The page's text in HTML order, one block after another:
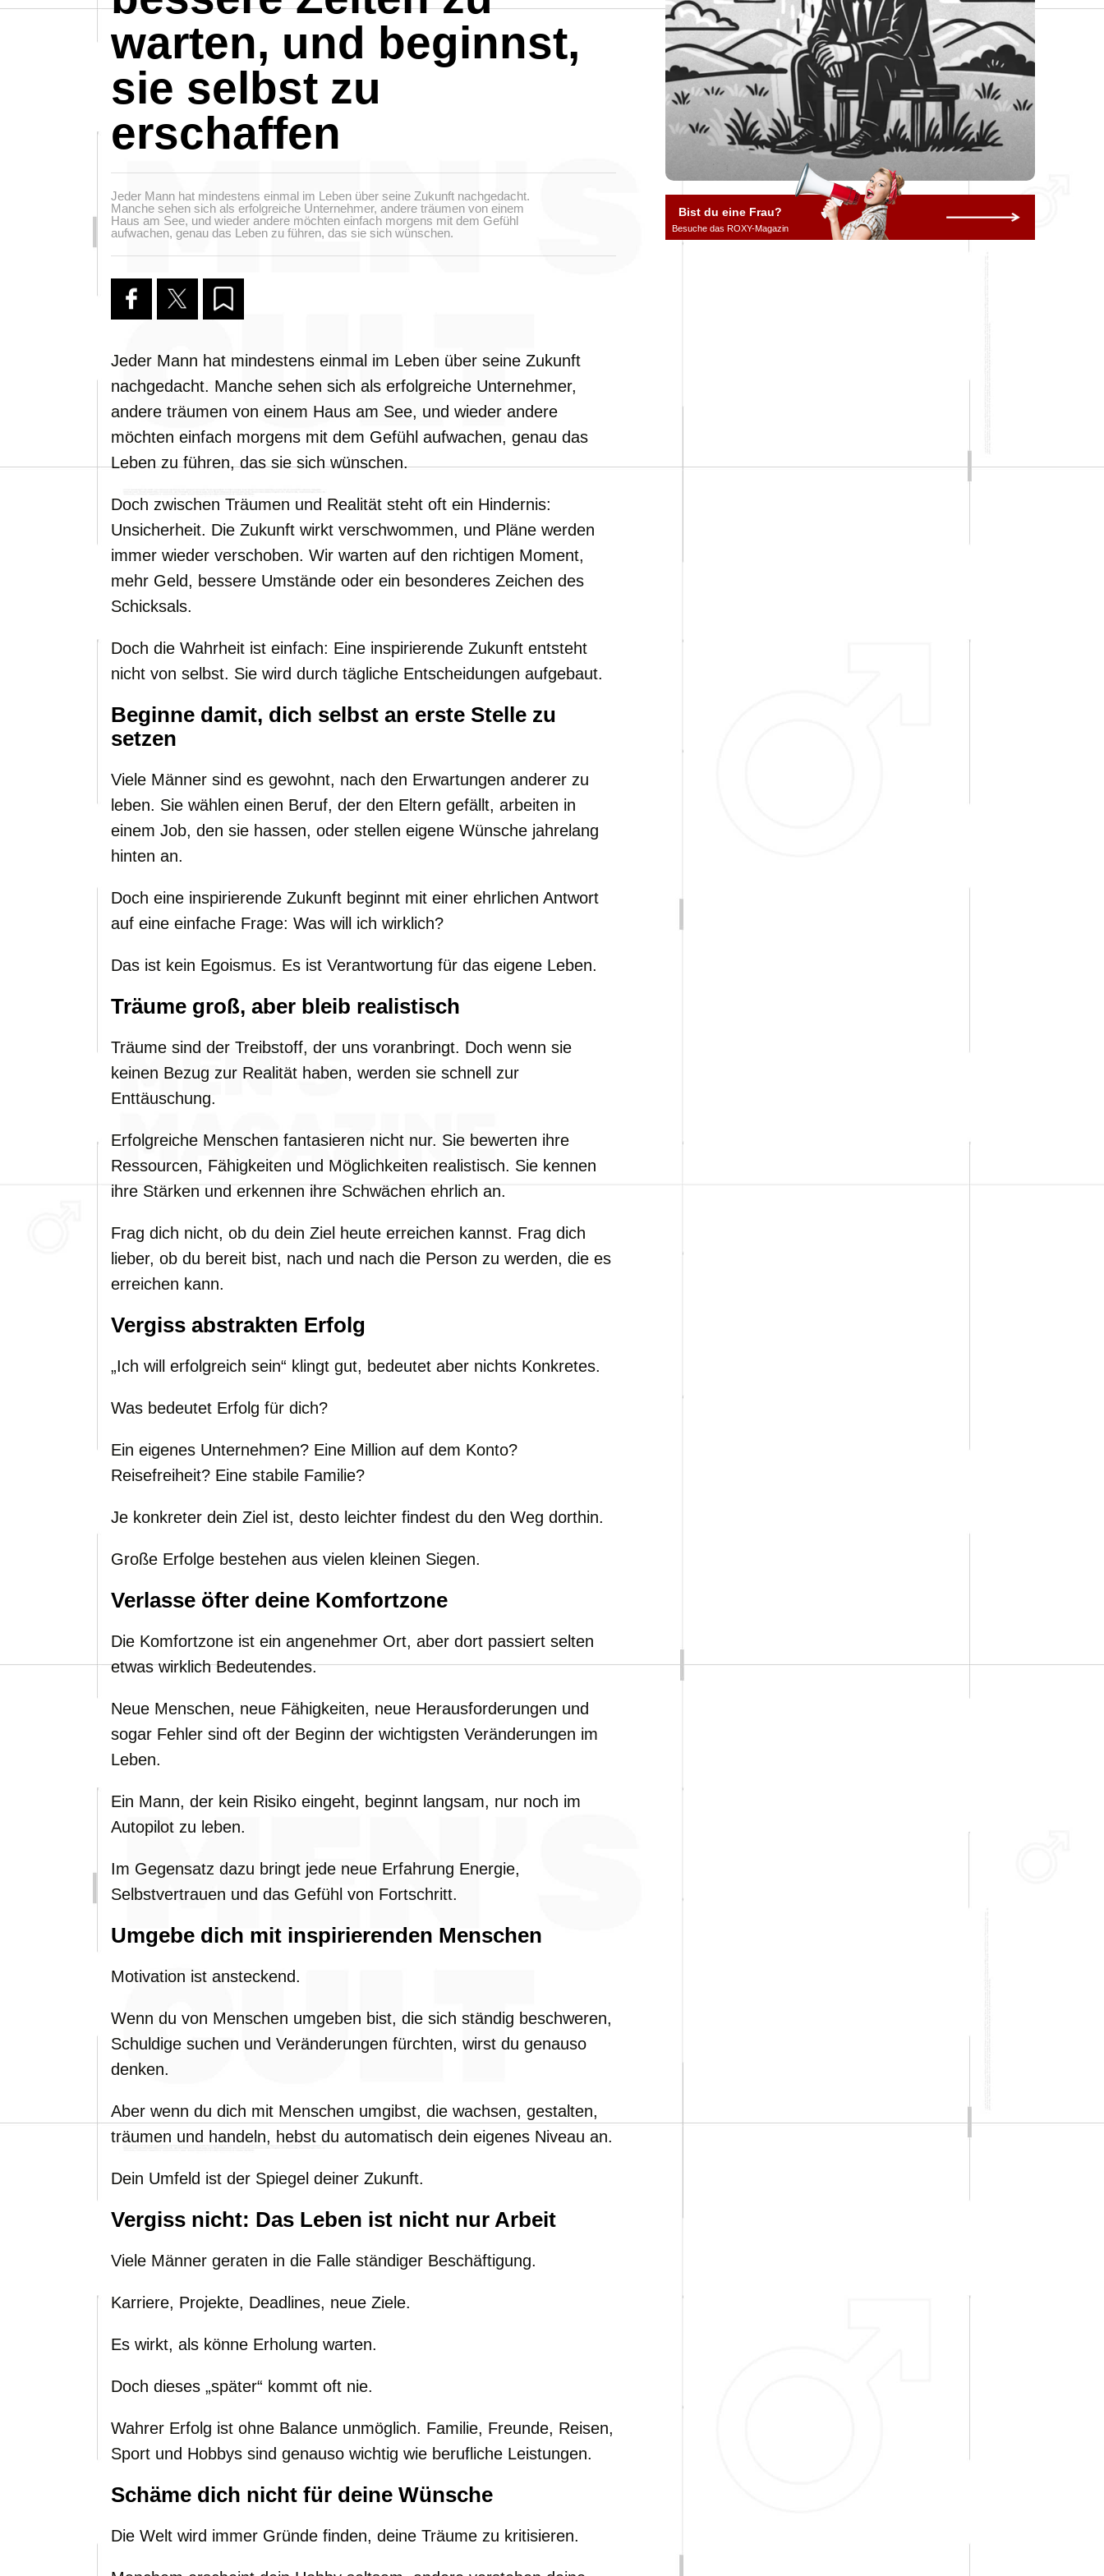
warten, und beginnst,
sie selbst zu
erschaffen
Jeder Mann hat mindestens einmal im Leben über seine Zukunft nachgedacht.
Manche sehen sich als erfolgreiche Unternehmer, andere träumen von einem
Haus am See, und wieder andere möchten einfach morgens mit dem Gefühl
aufwachen, genau das Leben zu führen, das sie sich wünschen.
Jeder Mann hat mindestens einmal im Leben über seine Zukunft
nachgedacht. Manche sehen sich als erfolgreiche Unternehmer,
andere träumen von einem Haus am See, und wieder andere
möchten einfach morgens mit dem Gefühl aufwachen, genau das
Leben zu führen, das sie sich wünschen.
Doch zwischen Träumen und Realität steht oft ein Hindernis:
Unsicherheit. Die Zukunft wirkt verschwommen, und Pläne werden
immer wieder verschoben. Wir warten auf den richtigen Moment,
mehr Geld, bessere Umstände oder ein besonderes Zeichen des
Schicksals.
Doch die Wahrheit ist einfach: Eine inspirierende Zukunft entsteht
nicht von selbst. Sie wird durch tägliche Entscheidungen aufgebaut.
Beginne damit, dich selbst an erste Stelle zu
setzen
Viele Männer sind es gewohnt, nach den Erwartungen anderer zu
leben. Sie wählen einen Beruf, der den Eltern gefällt, arbeiten in
einem Job, den sie hassen, oder stellen eigene Wünsche jahrelang
hinten an.
Doch eine inspirierende Zukunft beginnt mit einer ehrlichen Antwort
auf eine einfache Frage: Was will ich wirklich?
Das ist kein Egoismus. Es ist Verantwortung für das eigene Leben.
Träume groß, aber bleib realistisch
Träume sind der Treibstoff, der uns voranbringt. Doch wenn sie
keinen Bezug zur Realität haben, werden sie schnell zur
Enttäuschung.
Erfolgreiche Menschen fantasieren nicht nur. Sie bewerten ihre
Ressourcen, Fähigkeiten und Möglichkeiten realistisch. Sie kennen
ihre Stärken und erkennen ihre Schwächen ehrlich an.
Frag dich nicht, ob du dein Ziel heute erreichen kannst. Frag dich
lieber, ob du bereit bist, nach und nach die Person zu werden, die es
erreichen kann.
Vergiss abstrakten Erfolg
„Ich will erfolgreich sein“ klingt gut, bedeutet aber nichts Konkretes.
Was bedeutet Erfolg für dich?
Ein eigenes Unternehmen? Eine Million auf dem Konto?
Reisefreiheit? Eine stabile Familie?
Je konkreter dein Ziel ist, desto leichter findest du den Weg dorthin.
Große Erfolge bestehen aus vielen kleinen Siegen.
Verlasse öfter deine Komfortzone
Die Komfortzone ist ein angenehmer Ort, aber dort passiert selten
etwas wirklich Bedeutendes.
Neue Menschen, neue Fähigkeiten, neue Herausforderungen und
sogar Fehler sind oft der Beginn der wichtigsten Veränderungen im
Leben.
Ein Mann, der kein Risiko eingeht, beginnt langsam, nur noch im
Autopilot zu leben.
Im Gegensatz dazu bringt jede neue Erfahrung Energie,
Selbstvertrauen und das Gefühl von Fortschritt.
Umgebe dich mit inspirierenden Menschen
Motivation ist ansteckend.
Wenn du von Menschen umgeben bist, die sich ständig beschweren,
Schuldige suchen und Veränderungen fürchten, wirst du genauso
denken.
Aber wenn du dich mit Menschen umgibst, die wachsen, gestalten,
träumen und handeln, hebst du automatisch dein eigenes Niveau an.
Dein Umfeld ist der Spiegel deiner Zukunft.
Vergiss nicht: Das Leben ist nicht nur Arbeit
Viele Männer geraten in die Falle ständiger Beschäftigung.
Karriere, Projekte, Deadlines, neue Ziele.
Es wirkt, als könne Erholung warten.
Doch dieses „später“ kommt oft nie.
Wahrer Erfolg ist ohne Balance unmöglich. Familie, Freunde, Reisen,
Sport und Hobbys sind genauso wichtig wie berufliche Leistungen.
Schäme dich nicht für deine Wünsche
Die Welt wird immer Gründe finden, deine Träume zu kritisieren.
Bist du eine Frau?
Besuche das ROXY-Magazin